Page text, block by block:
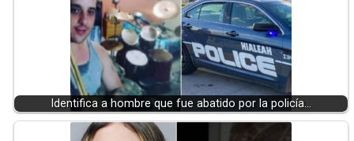
Identifica a hombre que fue abatido por la policía…